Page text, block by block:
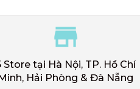
Store tại Hà Nội, TP. Hồ Chí
Minh, Hải Phòng & Đà Nẵng